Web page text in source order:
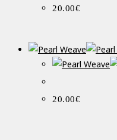
20.00€
20.00€